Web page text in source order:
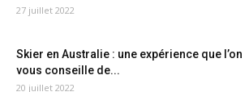
27 juillet 2022
Skier en Australie : une expérience que l’on
vous conseille de...
20 juillet 2022